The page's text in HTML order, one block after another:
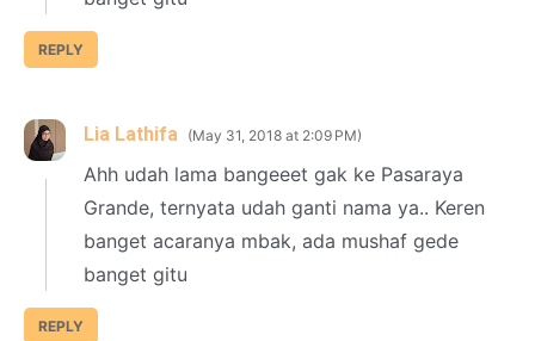
REPLY
Lia Lathifa May 31, 2018 at 2:09 PM
Ahh udah lama bangeeet gak ke Pasaraya
Grande, ternyata udah ganti nama ya.. Keren
banget acaranya mbak, ada mushaf gede
banget gitu
REPLY